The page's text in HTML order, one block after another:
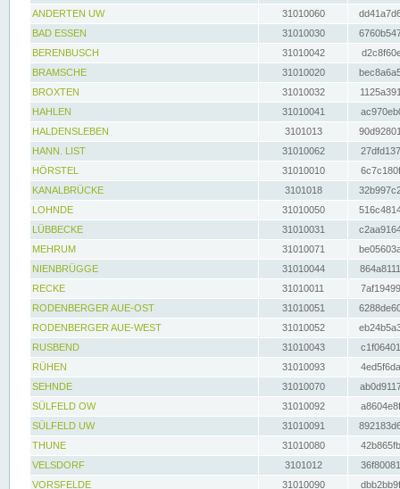
ANDERTEN UW
31010060
BAD ESSEN
31010030
BERENBUSCH
31010042
BRAMSCHE
31010020
BROXTEN
31010032
HAHLEN
31010041
HALDENSLEBEN
3101013
HANN. LIST
31010062
HÖRSTEL
31010010
KANALBRÜCKE
3101018
LOHNDE
31010050
LÜBBECKE
31010031
MEHRUM
31010071
NIENBRÜGGE
31010044
RECKE
31010011
RODENBERGER AUE-OST
31010051
RODENBERGER AUE-WEST
31010052
RUSBEND
31010043
RÜHEN
31010093
SEHNDE
31010070
SÜLFELD OW
31010092
SÜLFELD UW
31010091
THUNE
31010080
VELSDORF
3101012
VORSFELDE
31010090